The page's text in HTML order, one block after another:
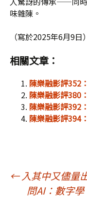
味雜陳。
（寫於2025年6月9日）
相關文章：
陳樂融影評352
陳樂融影評380
陳樂融影評392
陳樂融影評394
文
←入其中又儘量
問AI：數字